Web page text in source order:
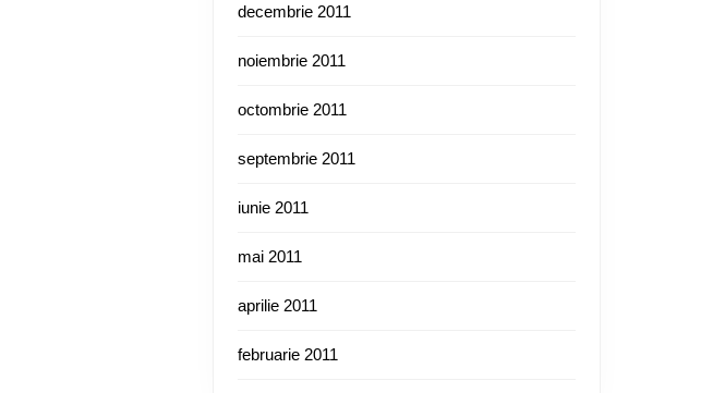
decembrie 2011
noiembrie 2011
octombrie 2011
septembrie 2011
iunie 2011
mai 2011
aprilie 2011
februarie 2011